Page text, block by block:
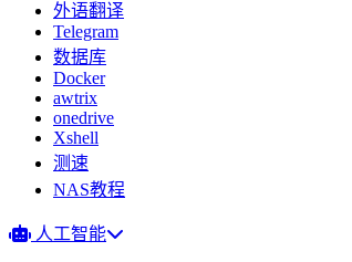
外语翻译
Telegram
数据库
Docker
awtrix
onedrive
Xshell
测速
NAS教程
人工智能